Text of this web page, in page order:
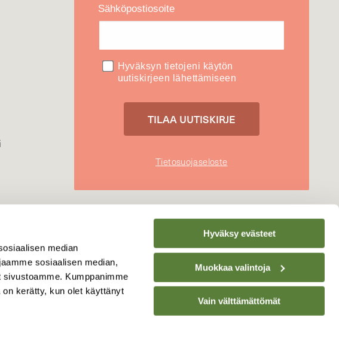
median
sosiaalisen median,
Kumppanimme
kerätty, kun olet käyttänyt
Hyväksy evästeet
Muokkaa valintoja
Vain välttämättömät
Sähköpostiosoite
Hyväksyn tietojeni käytön
uutiskirjeen lähettämiseen
Tietosuojaseloste